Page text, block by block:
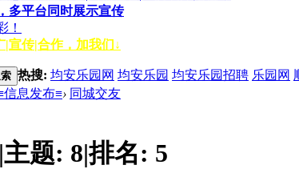
多平台同时展示宣传
！
宣传|合作，加我们↓
热搜: 均安乐园网 均安乐园 均安乐园招聘 乐园网
信息发布≡› 同城交友
|主题: 8|排名: 5